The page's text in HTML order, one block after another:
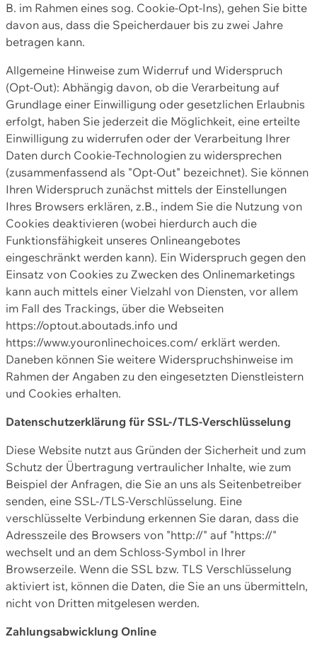
B. im Rahmen eines sog. Cookie-Opt-Ins), gehen Sie bitte
davon aus, dass die Speicherdauer bis zu zwei Jahre
betragen kann.
Allgemeine Hinweise zum Widerruf und Widerspruch
(Opt-Out): Abhängig davon, ob die Verarbeitung auf
Grundlage einer Einwilligung oder gesetzlichen Erlaubnis
erfolgt, haben Sie jederzeit die Möglichkeit, eine erteilte
Einwilligung zu widerrufen oder der Verarbeitung Ihrer
Daten durch Cookie-Technologien zu widersprechen
(zusammenfassend als "Opt-Out" bezeichnet). Sie können
Ihren Widerspruch zunächst mittels der Einstellungen
Ihres Browsers erklären, z.B., indem Sie die Nutzung von
Cookies deaktivieren (wobei hierdurch auch die
Funktionsfähigkeit unseres Onlineangebotes
eingeschränkt werden kann). Ein Widerspruch gegen den
Einsatz von Cookies zu Zwecken des Onlinemarketings
kann auch mittels einer Vielzahl von Diensten, vor allem
im Fall des Trackings, über die Webseiten
https://optout.aboutads.info und
https://www.youronlinechoices.com/ erklärt werden.
Daneben können Sie weitere Widerspruchshinweise im
Rahmen der Angaben zu den eingesetzten Dienstleistern
und Cookies erhalten.
Datenschutzerklärung für SSL-/TLS-Verschlüsselung
Diese Website nutzt aus Gründen der Sicherheit und zum
Schutz der Übertragung vertraulicher Inhalte, wie zum
Beispiel der Anfragen, die Sie an uns als Seitenbetreiber
senden, eine SSL-/TLS-Verschlüsselung. Eine
verschlüsselte Verbindung erkennen Sie daran, dass die
Adresszeile des Browsers von "http://" auf "https://"
wechselt und an dem Schloss-Symbol in Ihrer
Browserzeile. Wenn die SSL bzw. TLS Verschlüsselung
aktiviert ist, können die Daten, die Sie an uns übermitteln,
nicht von Dritten mitgelesen werden.
Zahlungsabwicklung Online